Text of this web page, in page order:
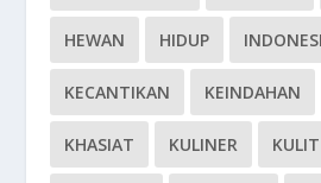
HEWAN HIDUP
KECANTIKAN KEINDAHAN
KHASIAT KULINER KULIT